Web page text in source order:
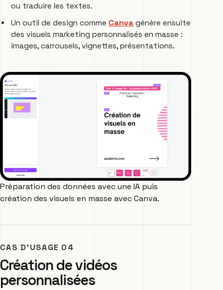
ou traduire les textes.
Un outil de design comme Canva génère ensuite
des visuels marketing personnalisés en masse :
images, carrousels, vignettes, présentations.
Préparation des données avec une IA puis
création des visuels en masse avec Canva.
CAS D’USAGE 04
Création de vidéos
personnalisées